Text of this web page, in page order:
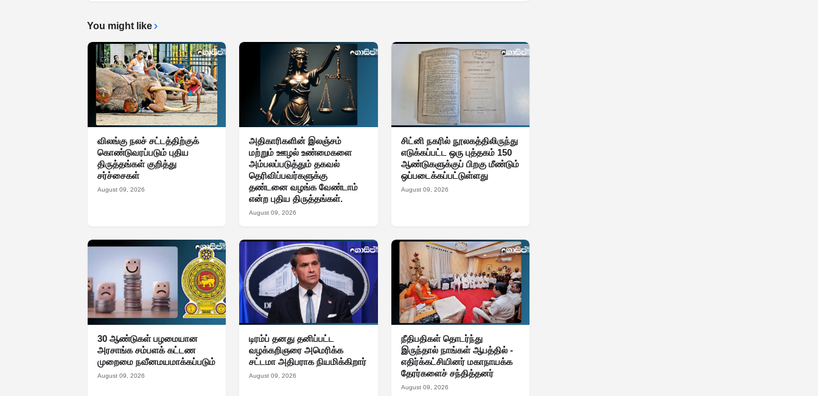
You might like
விலங்கு நலச் சட்டத்திற்குக்
கொண்டுவரப்படும் புதிய
திருத்தங்கள் குறித்து
சர்ச்சைகள்
August 09, 2026
அதிகாரிகளின் இலஞ்சம்
மற்றும் ஊழல் உண்மைகளை
அம்பலப்படுத்தும் தகவல்
தெரிவிப்பவர்களுக்கு
தண்டனை வழங்க வேண்டாம்
என்ற புதிய திருத்தங்கள்.
August 09, 2026
சிட்னி நகரில் நூலகத்திலிருந்து
எடுக்கப்பட்ட ஒரு புத்தகம் 150
ஆண்டுகளுக்குப் பிறகு மீண்டும்
ஒப்படைக்கப்பட்டுள்ளது
August 09, 2026
30 ஆண்டுகள் பழமையான
அரசாங்க சம்பளக் கட்டண
முறைமை நவீனமயமாக்கப்படும்
August 09, 2026
டிரம்ப் தனது தனிப்பட்ட
வழக்கறிஞரை அமெரிக்க
சட்டமா அதிபராக நியமிக்கிறார்
August 09, 2026
நீதிபதிகள் தொடர்ந்து
இருந்தால் நாங்கள் ஆபத்தில் -
எதிர்க்கட்சியினர் மகாநாயக்க
தேரர்களைச் சந்தித்தனர்
August 09, 2026